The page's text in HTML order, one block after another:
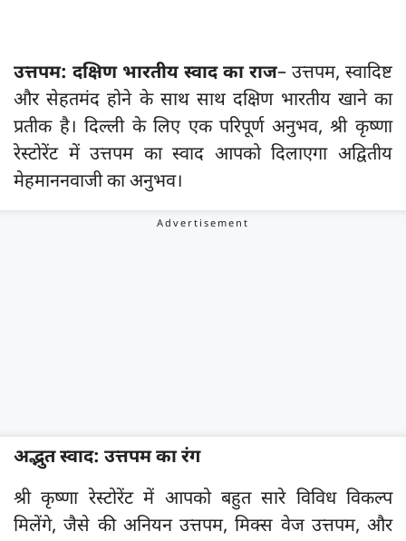
उत्तपम: दक्षिण भारतीय स्वाद का राज– उत्तपम, स्वादिष्ट
और सेहतमंद होने के साथ साथ दक्षिण भारतीय खाने का
प्रतीक है। दिल्ली के लिए एक परिपूर्ण अनुभव, श्री कृष्णा
रेस्टोरेंट में उत्तपम का स्वाद आपको दिलाएगा अद्वितीय
मेहमाननवाजी का अनुभव।
अद्भुत स्वाद: उत्तपमकारंग
श्री कृष्णा रेस्टोरेंट में आपको बहुत सारे विविध विकल्प
मिलेंगे, जैसे की अनियन उत्तपम, मिक्स वेज उत्तपम, और